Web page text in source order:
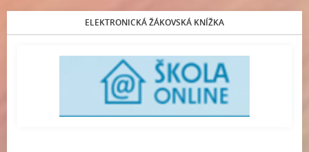
ELEKTRONICKÁ ŽÁKOVSKÁ KNÍŽKA